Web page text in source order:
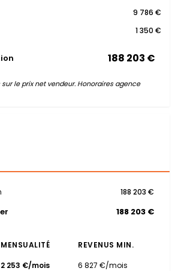
9 786 €
1 350 €
188 203 €
le prix net vendeur. Honoraires agence
188 203 €
188 203 €
MENSUALITÉ
REVENUS MIN.
2 253 €/mois
6 827 €/mois